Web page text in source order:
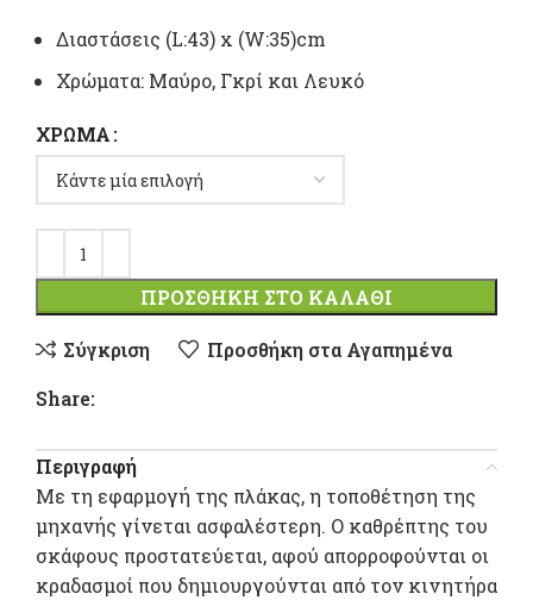
Διαστάσεις (L:43) x (W:35)cm
Χρώματα: Μαύρο, Γκρί και Λευκό
ΧΡΏΜΑ
ΠΡΟΣΘΉΚΗ ΣΤΟ ΚΑΛΆΘΙ
Σύγκριση
Προσθήκη στα Αγαπημένα
Share:
Περιγραφή
Με τη εφαρμογή της πλάκας, η τοποθέτηση της
μηχανής γίνεται ασφαλέστερη. Ο καθρέπτης του
σκάφους προστατεύεται, αφού απορροφούνται οι
κραδασμοί που δημιουργούνται από τον κινητήρα